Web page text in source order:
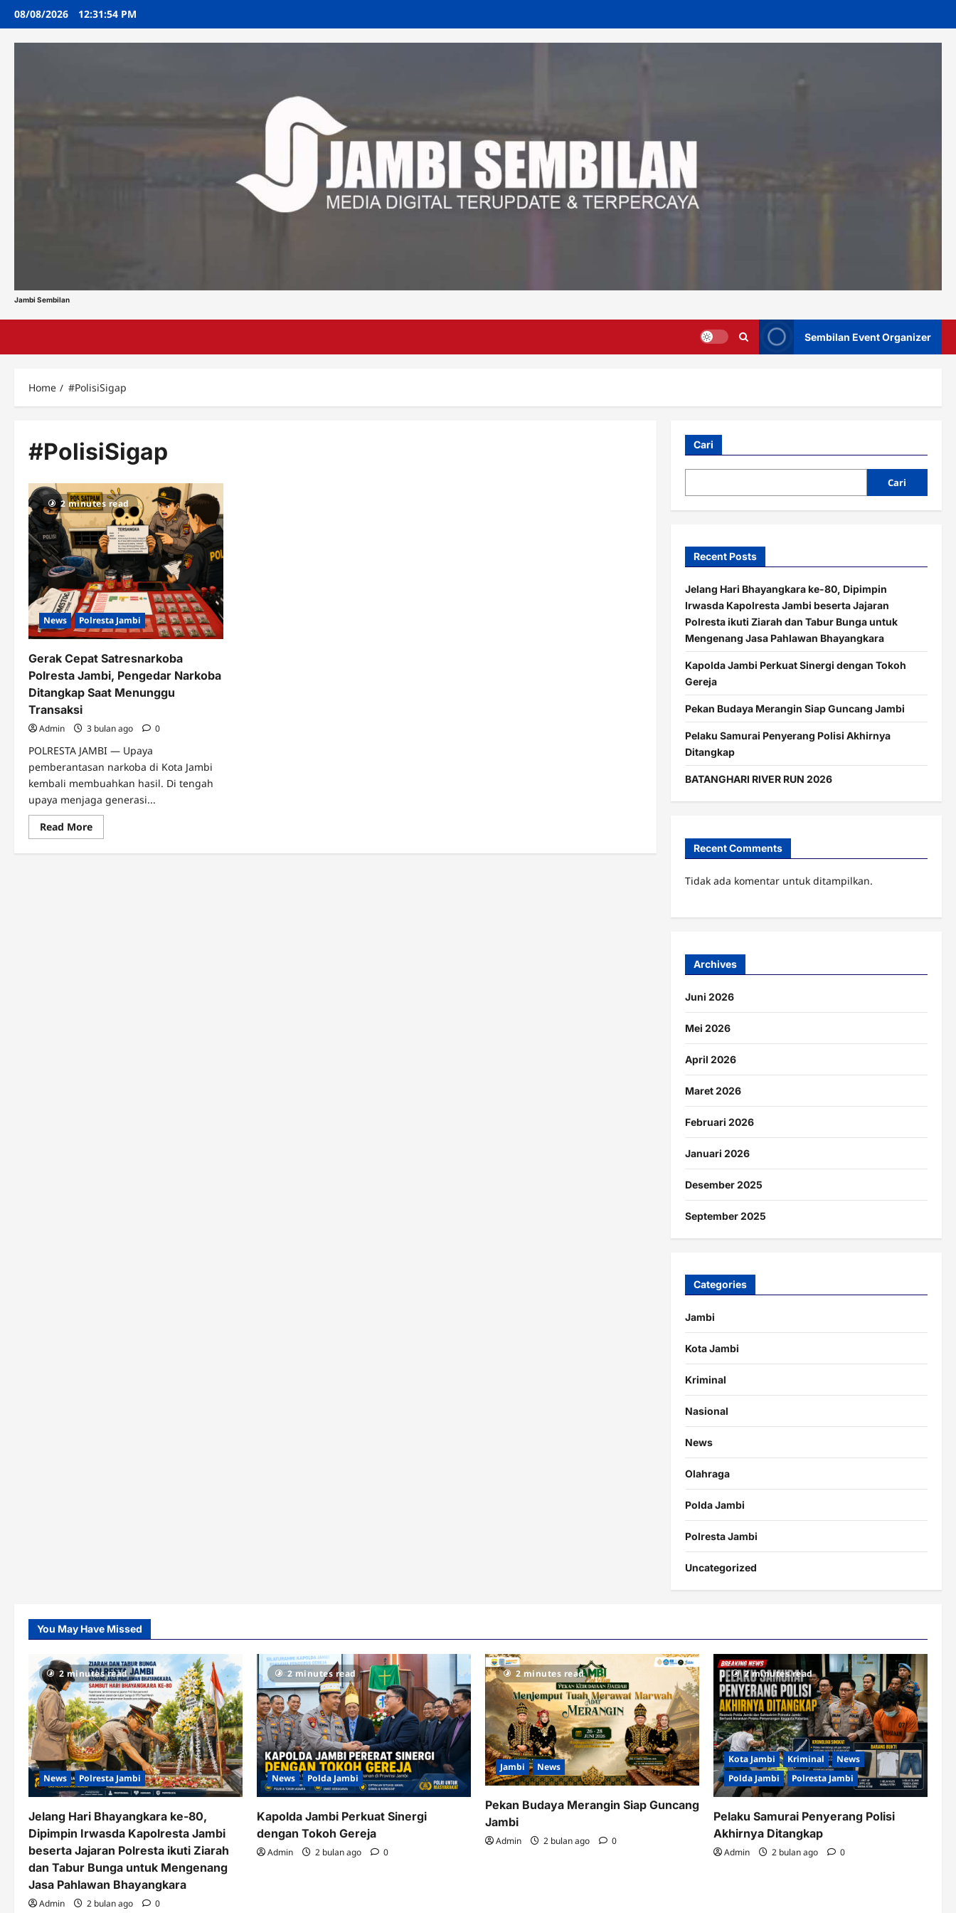
Skip
content
08/08/2026 12:31:55 PM
Jambi Sembilan
Sembilan Event Organizer
Home #PolisiSigap
#PolisiSigap
2 minutes read
News Polresta Jambi
Gerak Cepat Satresnarkoba
Polresta Jambi, Pengedar Narkoba
Ditangkap Saat Menunggu
Transaksi
Admin 3 bulan ago 0
POLRESTA JAMBI — Upaya
pemberantasan narkoba di Kota Jambi
kembali membuahkan hasil. Di tengah
upaya menjaga generasi...
Read MoreRead
more
Gerak
Cari
Cari
Recent Posts
Jelang Hari Bhayangkara ke-80, Dipimpin
Irwasda Kapolresta Jambi beserta Jajaran
Polresta ikuti Ziarah dan Tabur Bunga untuk
Mengenang Jasa Pahlawan Bhayangkara
Kapolda Jambi Perkuat Sinergi dengan Tokoh
Gereja
Pekan Budaya Merangin Siap Guncang Jambi
Pelaku Samurai Penyerang Polisi Akhirnya
Ditangkap
BATANGHARI RIVER RUN 2026
Recent Comments
Tidak ada komentar untuk ditampilkan.
Archives
Juni 2026
Mei 2026
April 2026
Maret 2026
Februari 2026
Januari 2026
Desember 2025
September 2025
Categories
Jambi
Kota Jambi
Kriminal
Nasional
News
Olahraga
Polda Jambi
Polresta Jambi
Uncategorized
You May Have Missed
2 minutes read
News Polresta Jambi
Jelang Hari Bhayangkara ke-80,
Dipimpin Irwasda Kapolresta Jambi
beserta Jajaran Polresta ikuti Ziarah
dan Tabur Bunga untuk Mengenang
Jasa Pahlawan Bhayangkara
Admin 2 bulan ago 0
2 minutes read
News Polda Jambi
Kapolda Jambi Perkuat Sinergi
dengan Tokoh Gereja
Admin 2 bulan ago 0
2 minutes read
Jambi News
Pekan Budaya Merangin Siap Guncang
Jambi
Admin 2 bulan ago 0
2 minutes read
Kota Jambi Kriminal
News
Polda Jambi
Polresta Jambi
Pelaku Samurai Penyerang Polisi
Akhirnya Ditangkap
Admin 2 bulan ago 0